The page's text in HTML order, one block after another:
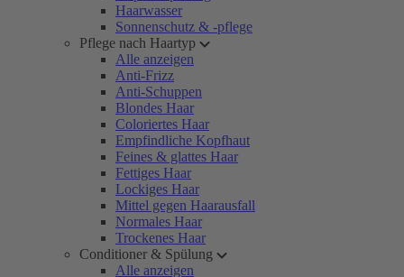
Haarwasser
Sonnenschutz & -pflege
Pflege nach Haartyp
Alle anzeigen
Anti-Frizz
Anti-Schuppen
Blondes Haar
Coloriertes Haar
Empfindliche Kopfhaut
Feines & glattes Haar
Fettiges Haar
Lockiges Haar
Mittel gegen Haarausfall
Normales Haar
Trockenes Haar
Conditioner & Spülung
Alle anzeigen